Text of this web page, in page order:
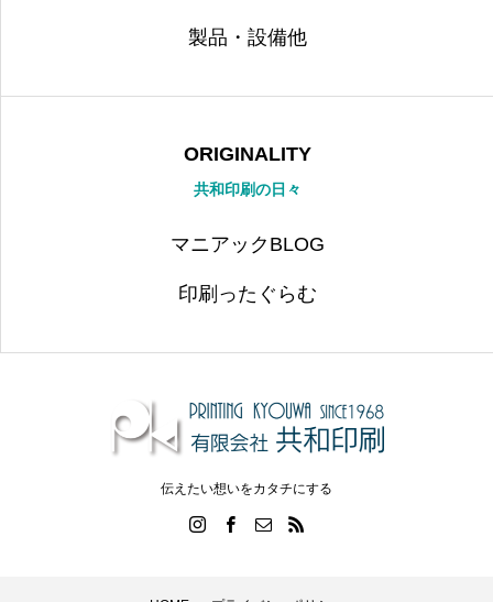
製品・設備他
ORIGINALITY
共和印刷の日々
マニアックBLOG
印刷ったぐらむ
伝えたい想いをカタチにする